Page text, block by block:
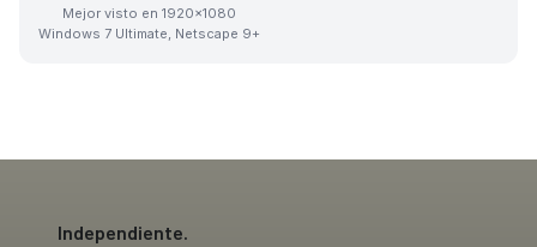
Mejor visto en 1920x1080
Windows 7 Ultimate, Netscape 9+
Independiente.